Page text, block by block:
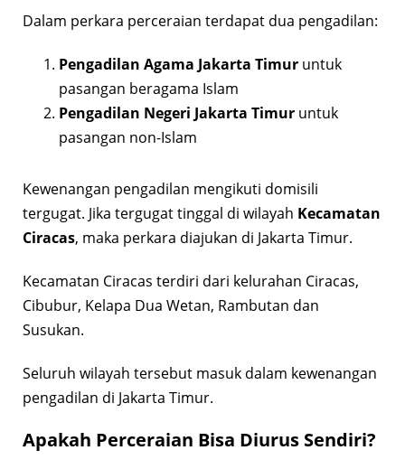
Dalam perkara perceraian terdapat dua pengadilan:
Pengadilan Agama Jakarta Timur untuk
pasangan beragama Islam
Pengadilan Negeri Jakarta Timur untuk
pasangan non-Islam
Kewenangan pengadilan mengikuti domisili
tergugat. Jika tergugat tinggal di wilayah Kecamatan
Ciracas, maka perkara diajukan di Jakarta Timur.
Kecamatan Ciracas terdiri dari kelurahan Ciracas,
Cibubur, Kelapa Dua Wetan, Rambutan dan
Susukan.
Seluruh wilayah tersebut masuk dalam kewenangan
pengadilan di Jakarta Timur.
Apakah Perceraian Bisa Diurus Sendiri?